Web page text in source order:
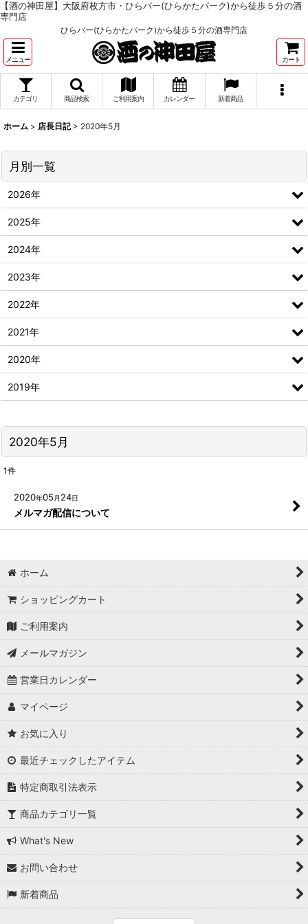
【酒の神田屋】大阪府枚方市・ひらパー(ひらかたパーク)から徒歩５分の酒
専門店
ひらパー(ひらかたパーク)から徒歩５分の酒専門店
メニュー カート
カテゴリ 商品検索 ご利用案内 カレンダー 新着商品
ホーム > 店長日記 > 2020年5月
2020年5月
1件
2020年05 月 24日
メルマガ配信について
月別一覧
2026年
2025年
2024年
2023年
2022年
2021年
2020年
2019年
ホーム
ショッピングカート
ご利用案内
メールマガジン
営業日カレンダー
マイページ
お気に入り
最近チェックしたアイテム
特定商取引法表示
商品カテゴリ一覧
What's New
お問い合わせ
新着商品